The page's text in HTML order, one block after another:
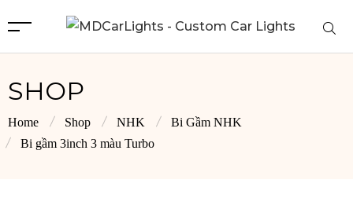
SHOP
Home Shop NHK
Bi Gầm NHK
Bi gầm 3inch 3 màu Turbo